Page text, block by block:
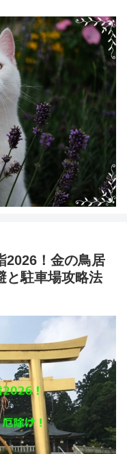
2026！金の鳥居
と駐車場攻略法